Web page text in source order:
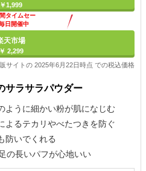
￥1,999
タイムセー
日開催中
天市場
￥ 2,299
サイトの 2025年6月22日時点 での税込価格
サラサラパウダー
うに細かい粉が肌になじむ
るテカリやべたつきを防ぐ
防いでくれる
の長いパフが心地いい